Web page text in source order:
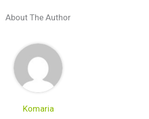
About The Author
Komaria